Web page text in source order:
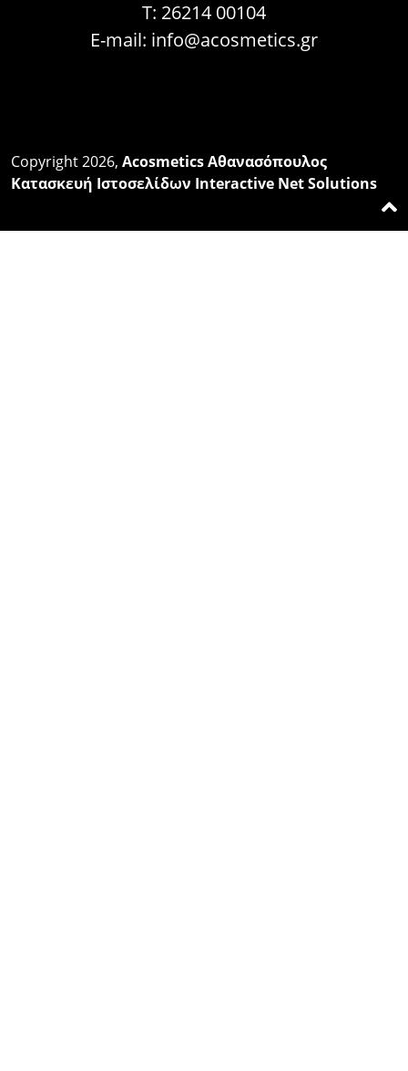
Τ: 26214 00104
E-mail: info@acosmetics.gr
Copyright 2026, Acosmetics Αθανασόπουλος
Κατασκευή Ιστοσελίδων Interactive Net Solutions